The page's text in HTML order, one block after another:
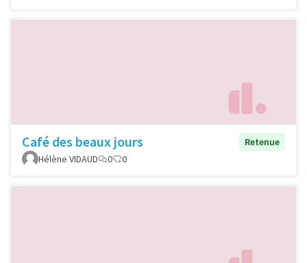
Café des beaux jours
Retenue
Hélène VIDAUD
0 0